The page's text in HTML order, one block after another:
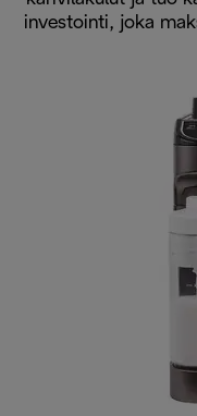
investointi, joka